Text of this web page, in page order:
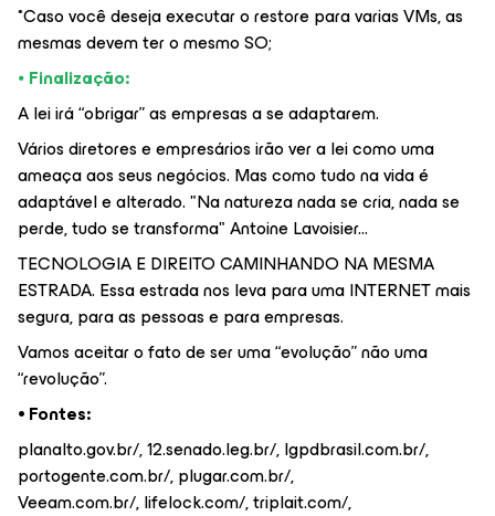
*Caso você deseja executar o restore para varias VMs, as
mesmas devem ter o mesmo SO;
⦁Finalização:
A lei irá “obrigar” as empresas a se adaptarem.
Vários diretores e empresários irão ver a lei como uma
ameaça aos seus negócios. Mas como tudo na vida é
adaptável e alterado. "Na natureza nada se cria, nada se
perde, tudo se transforma" Antoine Lavoisier...
TECNOLOGIA E DIREITO CAMINHANDO NA MESMA
ESTRADA. Essa estrada nos leva para uma INTERNET mais
segura, para as pessoas e para empresas.
Vamos aceitar o fato de ser uma “evolução” não uma
“revolução”.
⦁ Fontes:
planalto.gov.br/, 12.senado.leg.br/, lgpdbrasil.com.br/,
portogente.com.br/, plugar.com.br/,
Veeam.com.br/, lifelock.com/, triplait.com/,